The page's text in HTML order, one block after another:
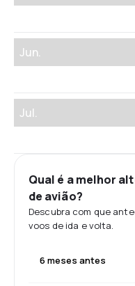
Jun.
Jul.
Qual é a melhor
de avião?
Descubra com que
voos de ida e volta.
6 meses antes